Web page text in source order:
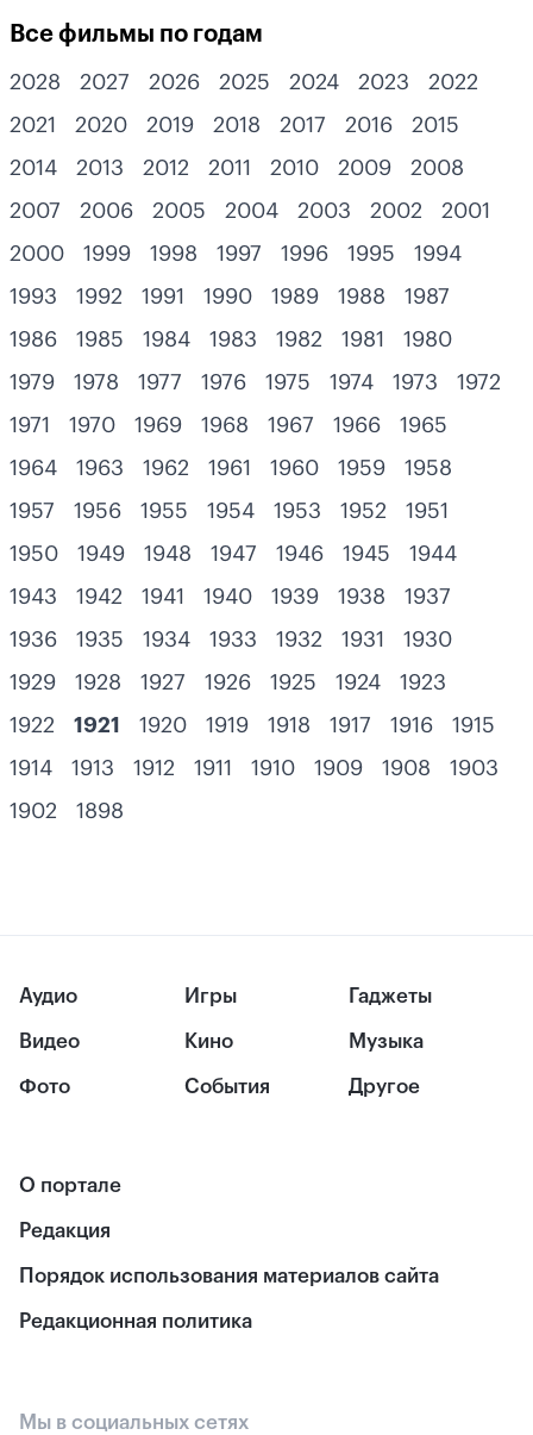
Все фильмы по годам
2028 2027 2026 2025 2024 2023
2022
2021
2020 2019 2018 2017 2016
2015
2014
2013 2012 2011 2010 2009
2008
2007
2006 2005 2004 2003 2002
2001
2000
1999 1998 1997 1996 1995
1994
1993
1992 1991 1990 1989 1988
1987
1986
1985 1984 1983 1982 1981
1980
1979
1978 1977 1976 1975 1974 1973
1972
1971
1970 1969 1968 1967 1966
1965
1964
1963 1962 1961 1960 1959
1958
1957
1956 1955 1954 1953 1952
1951
1950
1949 1948 1947 1946 1945
1944
1943
1942 1941 1940 1939 1938
1937
1936
1935 1934 1933 1932 1931
1930
1929
1928 1927 1926 1925 1924
1923
1922
1921 1920 1919 1918 1917 1916
1915
1914
1913 1912 1911 1910 1909 1908
1903
1902
1898
Аудио
Видео
Фото
Игры
Кино
События
Гаджеты
Музыка
Другое
О портале
Редакция
Порядок использования материалов сайта
Редакционная политика
Мы в социальных сетях